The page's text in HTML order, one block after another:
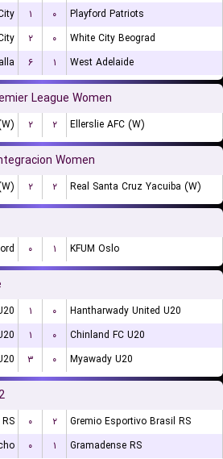
۱ ۰
Playford Patriots
۲ ۰
White City Beograd
۶ ۱ West Adelaide
League Women
۲ ۲ Ellerslie AFC (W)
Women
۲ ۲ Real Santa Cruz Yacuiba (W)
۰ ۱ KFUM Oslo
۱ ۰
Hantharwady United U20
۱ ۰
Chinland FC U20
۳ ۰ Myawady U20
۰ ۲
Gremio Esportivo Brasil RS
۰ ۱ Gramadense RS